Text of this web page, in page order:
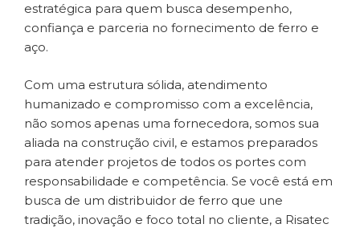
estratégica para quem busca desempenho,
confiança e parceria no fornecimento de ferro e
aço.
Com uma estrutura sólida, atendimento
humanizado e compromisso com a excelência,
não somos apenas uma fornecedora, somos sua
aliada na construção civil, e estamos preparados
para atender projetos de todos os portes com
responsabilidade e competência. Se você está em
busca de um distribuidor de ferro que une
tradição, inovação e foco total no cliente, a Risatec